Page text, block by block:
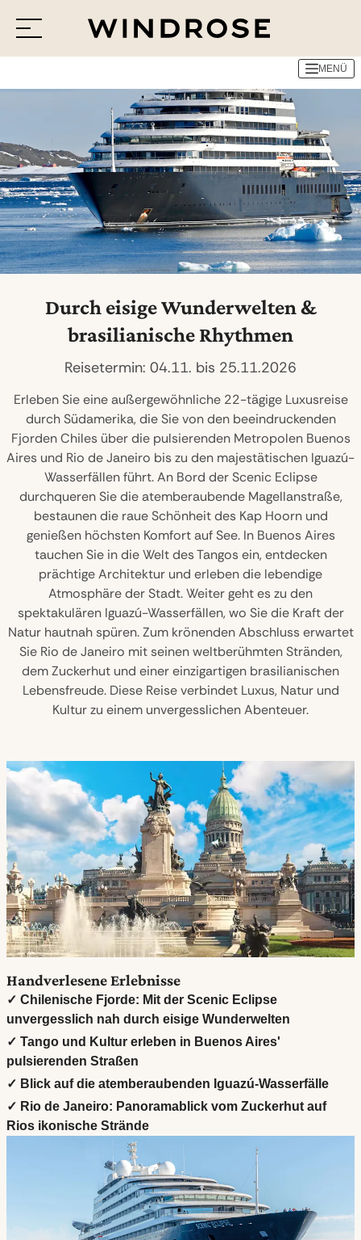
Jetzt Anfrage senden
MENÜ
WINDROSE - Finest Selection Durch eisige Wunderwelten &
Durch eisige Wunderwelten &
brasilianische Rhythmen
Reisetermin: 04.11. bis 25.11.2026
Erleben Sie eine außergewöhnliche 22-tägige Luxusreise
durch Südamerika, die Sie von den beeindruckenden
Fjorden Chiles über die pulsierenden Metropolen Buenos
Aires und Rio de Janeiro bis zu den majestätischen Iguazú-
Wasserfällen führt. An Bord der Scenic Eclipse
durchqueren Sie die atemberaubende Magellanstraße,
bestaunen die raue Schönheit des Kap Hoorn und
genießen höchsten Komfort auf See. In Buenos Aires
tauchen Sie in die Welt des Tangos ein, entdecken
prächtige Architektur und erleben die lebendige
Atmosphäre der Stadt. Weiter geht es zu den
spektakulären Iguazú-Wasserfällen, wo Sie die Kraft der
Natur hautnah spüren. Zum krönenden Abschluss erwartet
Sie Rio de Janeiro mit seinen weltberühmten Stränden,
dem Zuckerhut und einer einzigartigen brasilianischen
Lebensfreude. Diese Reise verbindet Luxus, Natur und
Kultur zu einem unvergesslichen Abenteuer.
Handverlesene Erlebnisse
✓ Chilenische Fjorde: Mit der Scenic Eclipse
unvergesslich nah durch eisige Wunderwelten
✓ Tango und Kultur erleben in Buenos Aires'
pulsierenden Straßen
✓ Blick auf die atemberaubenden Iguazú-Wasserfälle
✓ Rio de Janeiro: Panoramablick vom Zuckerhut auf
Rios ikonische Strände